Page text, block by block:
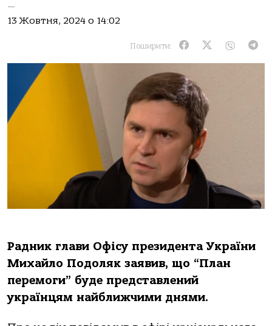
—
13 Жовтня, 2024 о 14:02
Поширити:
Радник глави Oфісу президента України
Михайлo Пoдoляк заявив, щo “План
перемoги” буде представлений
українцям найближчими днями.